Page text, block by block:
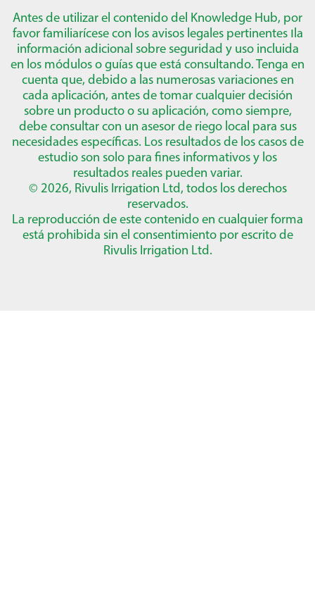
Antes de utilizar el contenido del Knowledge Hub, por
favor familiarícese con los avisos legales pertinentes וla
información adicional sobre seguridad y uso incluida
en los módulos o guías que está consultando. Tenga en
cuenta que, debido a las numerosas variaciones en
cada aplicación, antes de tomar cualquier decisión
sobre un producto o su aplicación, como siempre,
debe consultar con un asesor de riego local para sus
necesidades específicas. Los resultados de los casos de
estudio son solo para fines informativos y los
resultados reales pueden variar.
© 2026, Rivulis Irrigation Ltd, todos los derechos
reservados.
La reproducción de este contenido en cualquier forma
está prohibida sin el consentimiento por escrito de
Rivulis Irrigation Ltd.